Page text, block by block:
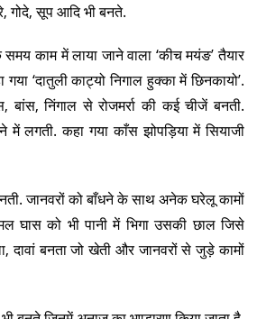
गोदे, सूप आदि भी बनते.
काम में लाया जाने वाला ‘कीच मयंङ’ तैयार
‘दातुली काट्यो निगाल हुक्का में छिनकायो’.
बांस, निंगाल से रोजमर्रा की कई चीजें बनती.
लगती. कहा गया काँस झोपड़िया में सियाजी
जानवरों को बाँधने के साथ अनेक घरेलू कामों
घास को भी पानी में भिगा उसकी छाल जिसे
दावां बनता जो खेती और जानवरों से जुड़े कामों